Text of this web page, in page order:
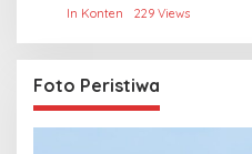
Crypto
In Konten 229 Views
Foto Peristiwa